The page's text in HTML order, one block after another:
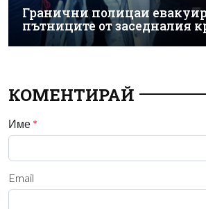
Гранични полицаи
пътниците от заседналия
КОМЕНТИРАЙ
Име *
Email